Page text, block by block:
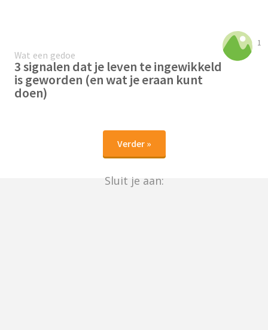
1
Wat een gedoe
3 signalen dat je leven te ingewikkeld
is geworden (en wat je eraan kunt
doen)
Verder »
Sluit je aan: